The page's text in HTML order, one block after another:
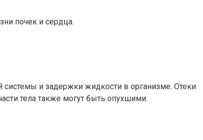
почек и сердца.
системы и задержки жидкости в организме. Отеки
тела также могут быть опухшими.